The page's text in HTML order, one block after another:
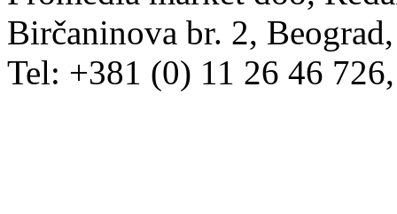
Birčaninova br. 2,
Tel: +381 (0) 11 26 46